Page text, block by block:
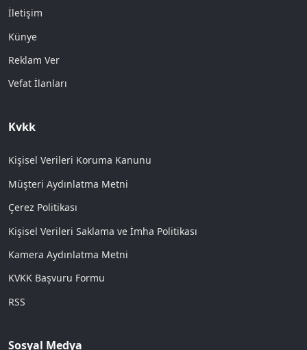
İletişim
Künye
Reklam Ver
Vefat İlanları
Kvkk
Kişisel Verileri Koruma Kanunu
Müşteri Aydınlatma Metni
Çerez Politikası
Kişisel Verileri Saklama ve İmha Politikası
Kamera Aydınlatma Metni
KVKK Başvuru Formu
RSS
Sosyal Medya